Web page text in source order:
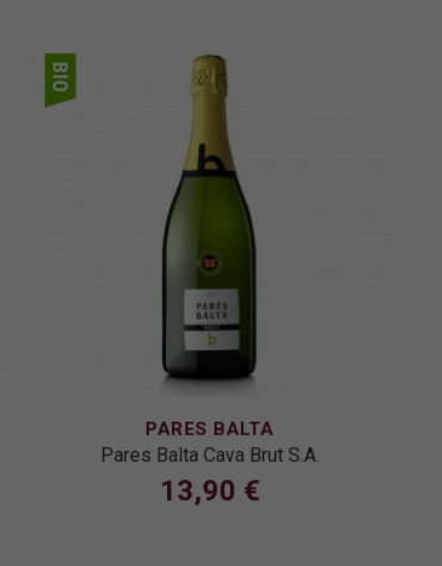
PARES BALTA
Pares Balta Cava Brut S.A.
13,90 €